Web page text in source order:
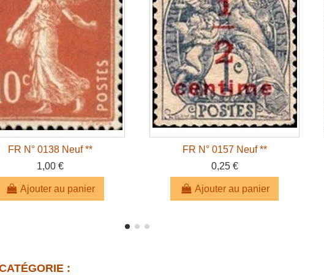
FR N° 0138 Neuf **
1,00 €
Ajouter au panier
FR N° 0157 Neuf **
0,25 €
Ajouter au panier
: